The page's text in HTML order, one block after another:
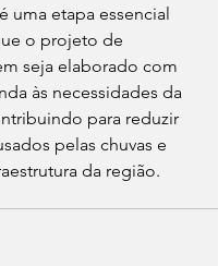
uma etapa essencial
o projeto de
seja elaborado com
às necessidades da
para reduzir
pelas chuvas e
da região.